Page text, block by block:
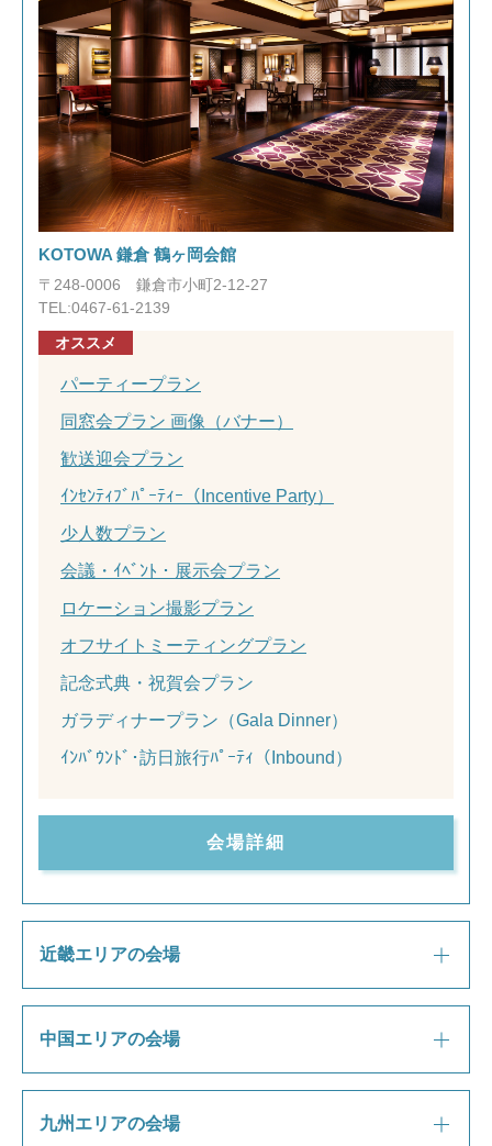
KOTOWA 鎌倉 鶴ヶ岡会館
〒248-0006 鎌倉市小町2-12-27
TEL:0467-61-2139
オススメ
パーティープラン
同窓会プラン 画像（バナー）
歓送迎会プラン
ｲﾝｾﾝﾃｨﾌﾞﾊﾟｰﾃｨｰ（Incentive Party）
少人数プラン
会議・ｲﾍﾞﾝﾄ・展示会プラン
ロケーション撮影プラン
オフサイトミーティングプラン
記念式典・祝賀会プラン
ガラディナープラン（Gala Dinner）
ｲﾝﾊﾞｳﾝﾄﾞ･訪日旅行ﾊﾟｰﾃｨ（Inbound）
会場詳細
近畿エリアの会場
中国エリアの会場
九州エリアの会場